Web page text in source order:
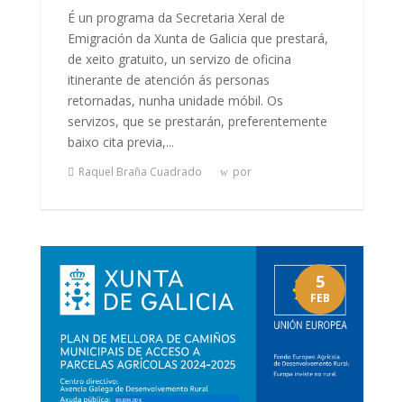
É un programa da Secretaria Xeral de
Emigración da Xunta de Galicia que prestará,
de xeito gratuito, un servizo de oficina
itinerante de atención ás personas
retornadas, nunha unidade móbil. Os
servizos, que se prestarán, preferentemente
baixo cita previa,...
Raquel Braña Cuadrado por
5
FEB